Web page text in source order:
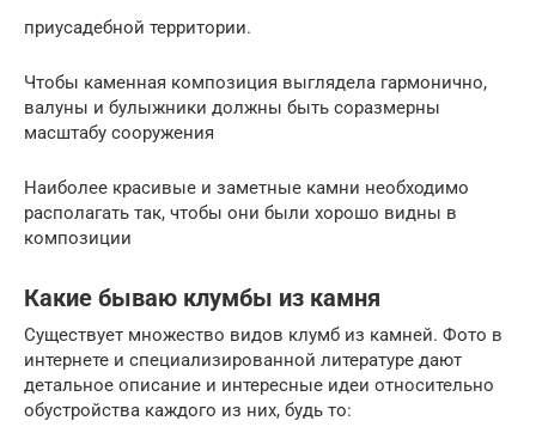
приусадебной территории.
Чтобы каменная композиция выглядела гармонично,
валуны и булыжники должны быть соразмерны
масштабу сооружения
Наиболее красивые и заметные камни необходимо
располагать так, чтобы они были хорошо видны в
композиции
Какие бываю клумбы из камня
Существует множество видов клумб из камней. Фото в
интернете и специализированной литературе дают
детальное описание и интересные идеи относительно
обустройства каждого из них, будь то: